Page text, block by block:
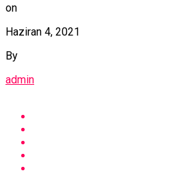
on
Haziran 4, 2021
By
admin